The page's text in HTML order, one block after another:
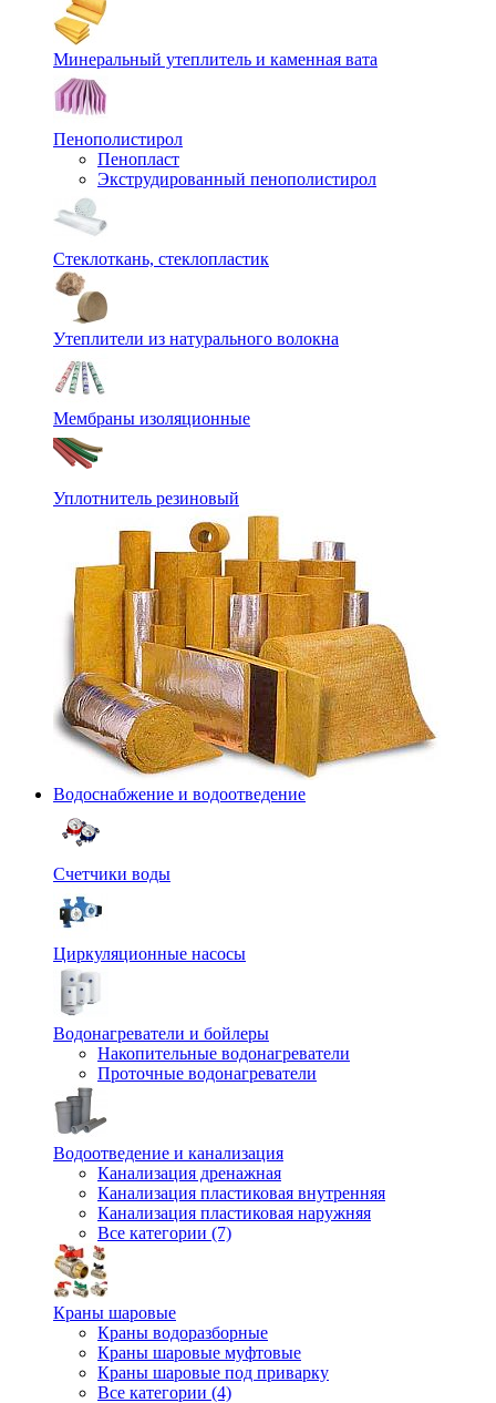
Минеральный утеплитель и каменная вата
Пенополистирол
Пенопласт
Экструдированный пенополистирол
Стеклоткань, стеклопластик
Утеплители из натурального волокна
Мембраны изоляционные
Уплотнитель резиновый
Водоснабжение и водоотведение
Счетчики воды
Циркуляционные насосы
Водонагреватели и бойлеры
Накопительные водонагреватели
Проточные водонагреватели
Водоотведение и канализация
Канализация дренажная
Канализация пластиковая внутренняя
Канализация пластиковая наружняя
Все категории (7)
Краны шаровые
Краны водоразборные
Краны шаровые муфтовые
Краны шаровые под приварку
Все категории (4)